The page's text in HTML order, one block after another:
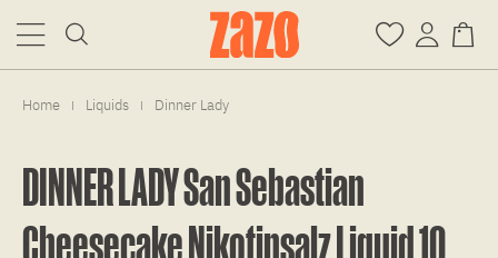
Home | Liquids | Dinner Lady
DINNER LADY San Sebastian
Cheesecake Nikotinsalz Liquid 10